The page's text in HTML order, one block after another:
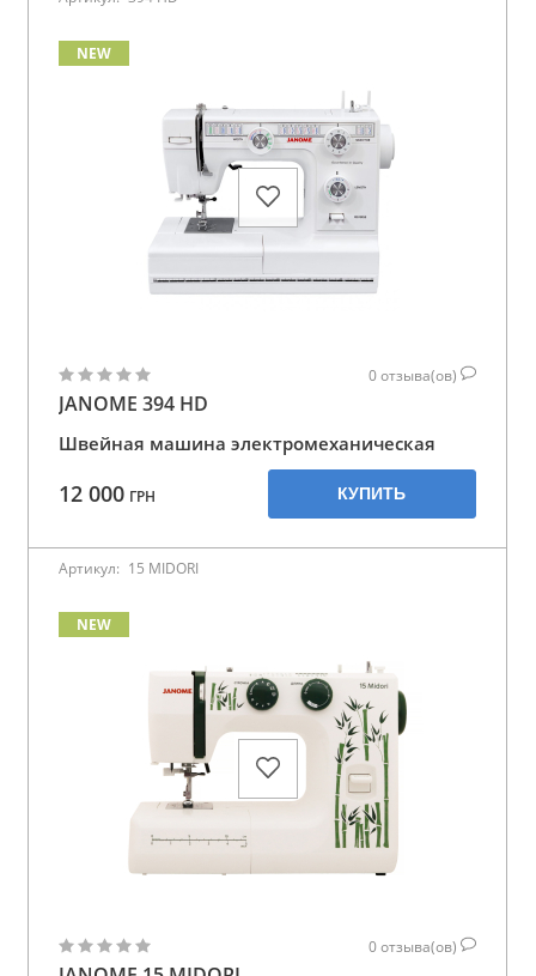
NEW
0отзыва(ов)
JANOME 394 HD
Швейная машина электромеханическая
12 000 ГРН КУПИТЬ
Артикул: 15 MIDORI
NEW
0отзыва(ов)